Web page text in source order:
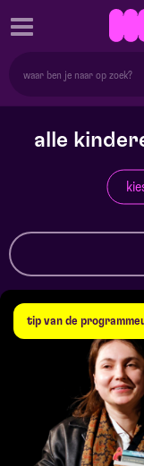
alle
tip van de